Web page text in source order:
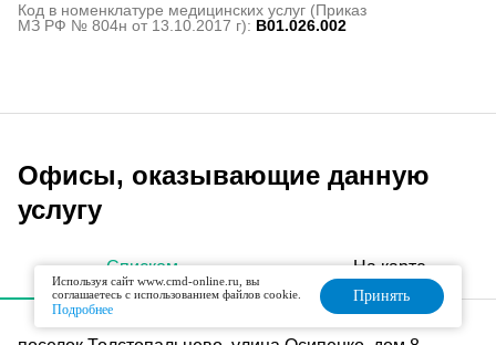
Код в номенклатуре медицинских услуг (Приказ
МЗ РФ № 804н от 13.10.2017 г): B01.026.002
Офисы, оказывающие данную
услугу
Списком На карте
Используя сайт www.cmd-online.ru, вы
соглашаетесь с использованием файлов cookie.
Подробнее
Принять